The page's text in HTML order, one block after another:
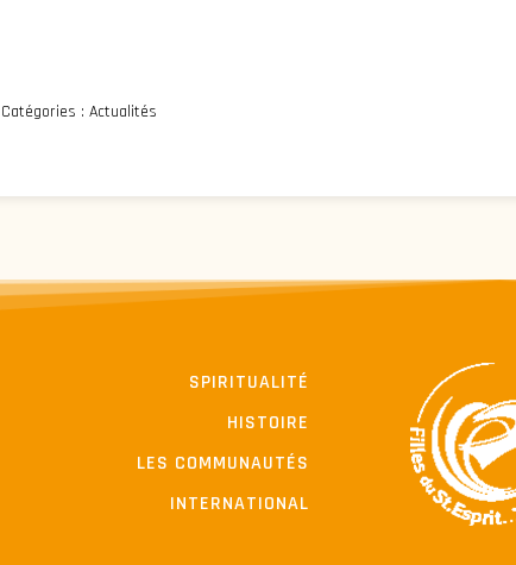
Catégories : Actualités
SPIRITUALITÉ
HISTOIRE
LES COMMUNAUTÉS
INTERNATIONAL